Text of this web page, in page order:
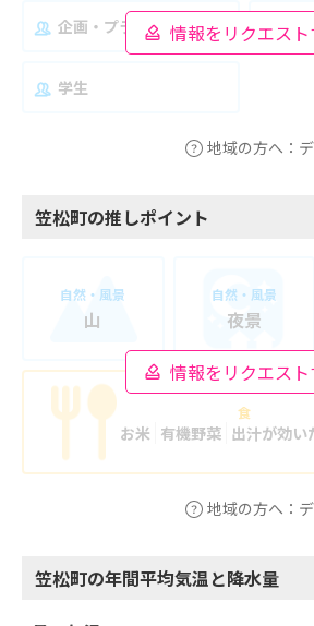
情報をリクエスト
企画・プランナー 夫
学生
地域の方へ：
笠松町の推しポイント
情報をリクエスト
自然・風景
山
自然・風景
夜景
食
お米 有機野菜 出汁が効い
地域の方へ：
笠松町の年間平均気温と降水量